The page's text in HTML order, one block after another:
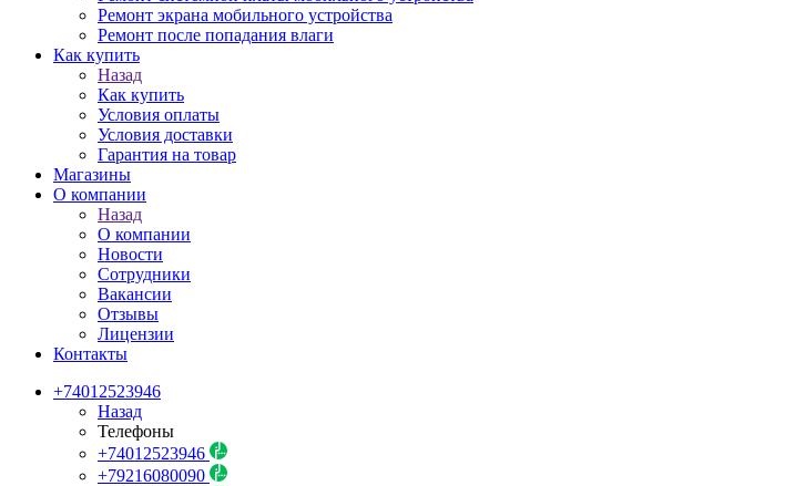
Ремонт экрана мобильного устройства
Ремонт после попадания влаги
Как купить
Назад
Как купить
Условия оплаты
Условия доставки
Гарантия на товар
Магазины
О компании
Назад
О компании
Новости
Сотрудники
Вакансии
Отзывы
Лицензии
Контакты
+74012523946
Назад
Телефоны
+74012523946
+79216080090